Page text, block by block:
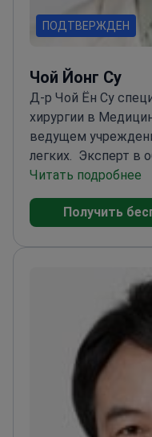
ПОДТВЕРЖДЕН
Чой Йонг Су
Д-р Чой Ён Су
хирургии в
ведущем
легких. Эксперт в
операций при раке
лучших
Кореи
лечения пациентов
Читать подробнее
Получить